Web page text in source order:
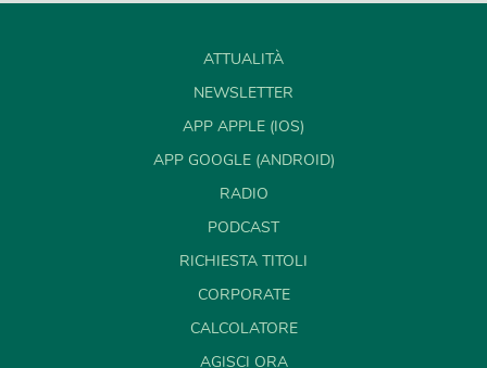
ATTUALITÀ
NEWSLETTER
APP APPLE (IOS)
APP GOOGLE (ANDROID)
RADIO
PODCAST
RICHIESTA TITOLI
CORPORATE
CALCOLATORE
AGISCI ORA